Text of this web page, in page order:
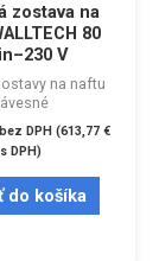
zostava na
80
V
na naftu
bez DPH (613,77 €
s DPH)
do košíka